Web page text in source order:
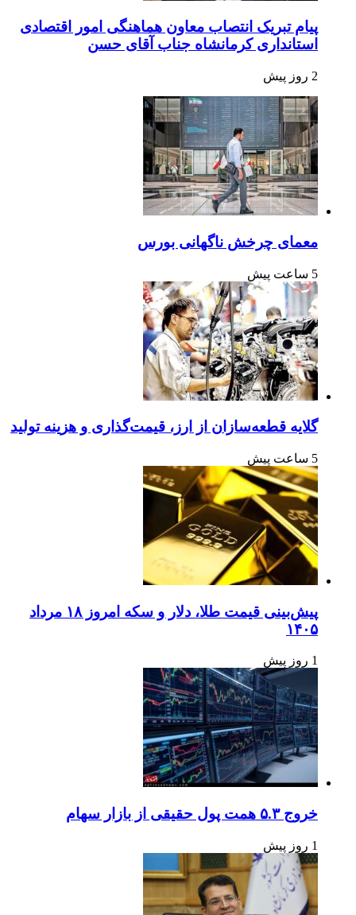
پیام تبریک انتصاب معاون هماهنگی امور اقتصادی
استانداری کرمانشاه جناب آقای حسن
2 روز پیش
معمای چرخش ناگهانی بورس
5 ساعت پیش
گلایه قطعه‌سازان از ارز، قیمت‌گذاری و هزینه تولید
5 ساعت پیش
پیش‌بینی قیمت طلا، دلار و سکه امروز ۱۸ مرداد
۱۴۰۵
1 روز پیش
خروج ۵.۳ همت پول حقیقی از بازار سهام
1 روز پیش